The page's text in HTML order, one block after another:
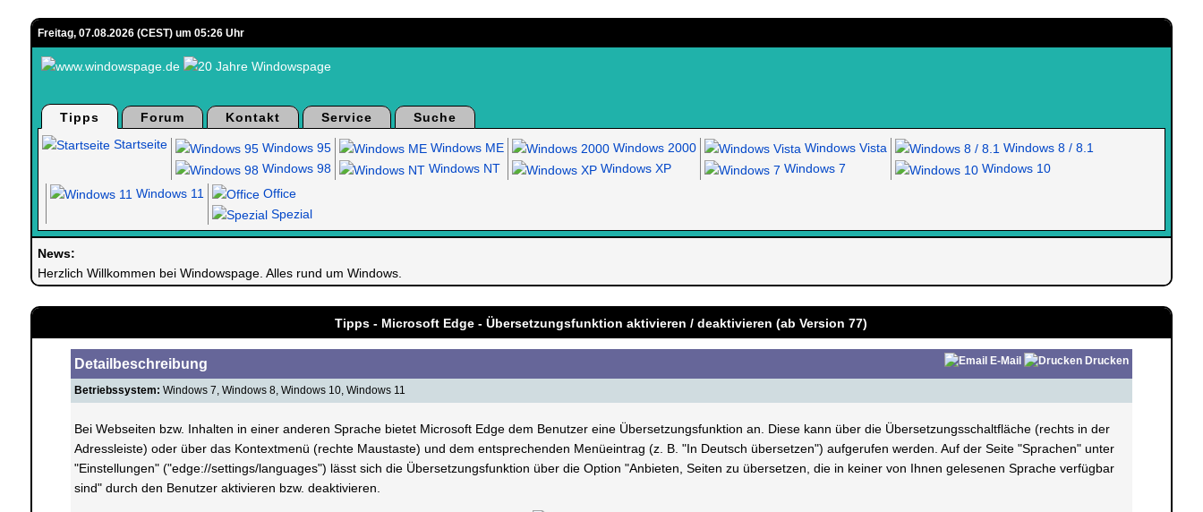
Freitag, 07.08.2026 (CEST) um 05:26 Uhr
Tipps Forum Kontakt Service
Suche
Startseite
Windows 95
Windows 98
Windows ME
Windows NT
Windows 2000
Windows XP
Windows Vista
Windows 7
Windows 8 / 8.1
Windows 10
Windows 11
Office
Spezial
News:
Herzlich Willkommen bei Windowspage. Alles rund um Windows.
Tipps - Microsoft Edge - Übersetzungsfunktion aktivieren / deaktivieren (ab Version 77)
Detailbeschreibung E-Mail Drucken
Betriebssystem: Windows 7, Windows 8, Windows 10, Windows 11
Bei Webseiten bzw. Inhalten in einer anderen Sprache bietet Microsoft Edge dem Benutzer eine Übersetzungsfunktion an. Diese kann über die Übersetzungsschaltfläche (rechts in der
Adressleiste) oder über das Kontextmenü (rechte Maustaste) und dem entsprechenden Menüeintrag (z. B. "In Deutsch übersetzen") aufgerufen werden. Auf der Seite "Sprachen" unter
"Einstellungen" ("edge://settings/languages") lässt sich die Übersetzungsfunktion über die Option "Anbieten, Seiten zu übersetzen, die in keiner von Ihnen gelesenen Sprache verfügbar
sind" durch den Benutzer aktivieren bzw. deaktivieren.